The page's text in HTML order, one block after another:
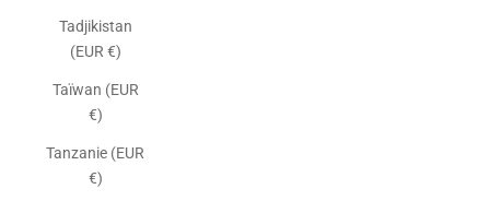
Tadjikistan
(EUR €)
Taïwan (EUR
€)
Tanzanie (EUR
€)